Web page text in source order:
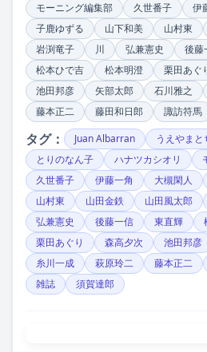
モーニング編集部
久世番子 伊
子鹿ゆずる
山下和美 山村東
岩渕竜子
川 弘兼憲史 後藤
松本ひで吉
松本明澄 栗田あぐ
池田邦彦
矢部太郎 石川雅之
藤本正二
藤田和日郎 諏訪符馬
タグ： Juan Albarran うえやまと
とりのなん子
ハナツカシオリ
久世番子
伊藤一角 大槻閑人
山村東
山田金鉄 山田風太郎
弘兼憲史
後藤一信 東直輝
栗田あぐり
森高夕次 池田邦彦
糸川一成
萩原玲二 藤本正二
雑誌
須賀達郎